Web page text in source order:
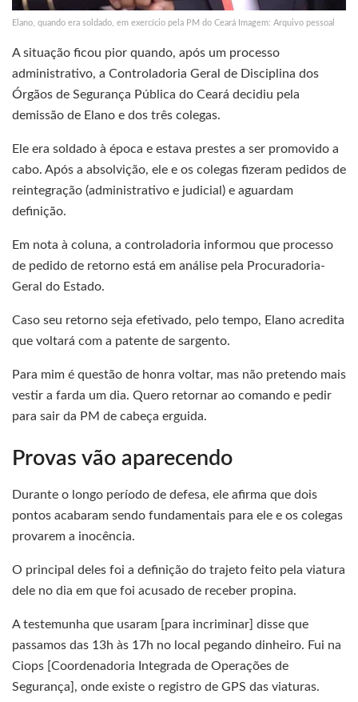
Elano, quando era soldado, em exercício pela PM do Ceará Imagem: Arquivo pessoal
A situação ficou pior quando, após um processo
administrativo, a Controladoria Geral de Disciplina dos
Órgãos de Segurança Pública do Ceará decidiu pela
demissão de Elano e dos três colegas.
Ele era soldado à época e estava prestes a ser promovido a
cabo. Após a absolvição, ele e os colegas fizeram pedidos de
reintegração (administrativo e judicial) e aguardam
definição.
Em nota à coluna, a controladoria informou que processo
de pedido de retorno está em análise pela Procuradoria-
Geral do Estado.
Caso seu retorno seja efetivado, pelo tempo, Elano acredita
que voltará com a patente de sargento.
Para mim é questão de honra voltar, mas não pretendo mais
vestir a farda um dia. Quero retornar ao comando e pedir
para sair da PM de cabeça erguida.
Provas vão aparecendo
Durante o longo período de defesa, ele afirma que dois
pontos acabaram sendo fundamentais para ele e os colegas
provarem a inocência.
O principal deles foi a definição do trajeto feito pela viatura
dele no dia em que foi acusado de receber propina.
A testemunha que usaram [para incriminar] disse que
passamos das 13h às 17h no local pegando dinheiro. Fui na
Ciops [Coordenadoria Integrada de Operações de
Segurança], onde existe o registro de GPS das viaturas.